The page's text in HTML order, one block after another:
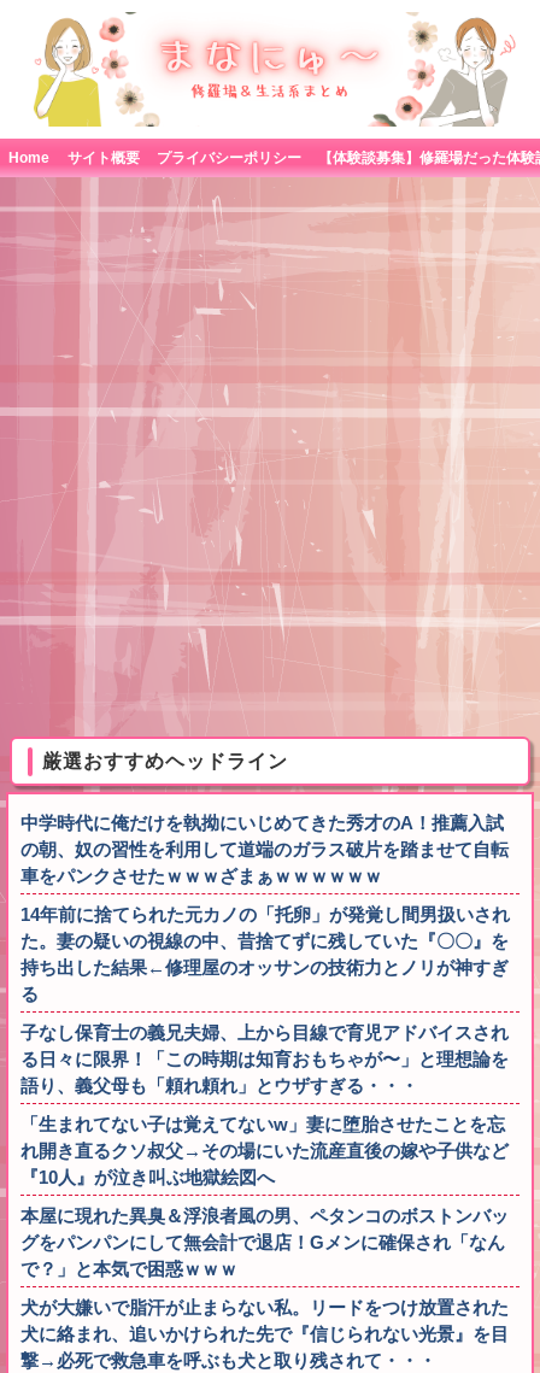
Home サイト概要 プライバシーポリシー
厳選おすすめヘッドライン
中学時代に俺だけを執拗にいじめてきた秀才のA！推薦入試
の朝、奴の習性を利用して道端のガラス破片を踏ませて自転
車をパンクさせたｗｗｗざまぁｗｗｗｗｗｗ
14年前に捨てられた元カノの「托卵」が発覚し間男扱いされ
た。妻の疑いの視線の中、昔捨てずに残していた『〇〇』を
持ち出した結果←修理屋のオッサンの技術力とノリが神すぎ
る
子なし保育士の義兄夫婦、上から目線で育児アドバイスされ
る日々に限界！「この時期は知育おもちゃが〜」と理想論を
語り、義父母も「頼れ頼れ」とウザすぎる・・・
「生まれてない子は覚えてないw」妻に堕胎させたことを忘
れ開き直るクソ叔父→その場にいた流産直後の嫁や子供など
『10人』が泣き叫ぶ地獄絵図へ
本屋に現れた異臭＆浮浪者風の男、ペタンコのボストンバッ
グをパンパンにして無会計で退店！Gメンに確保され「なん
で？」と本気で困惑ｗｗｗ
犬が大嫌いで脂汗が止まらない私。リードをつけ放置された
犬に絡まれ、追いかけられた先で『信じられない光景』を目
撃→必死で救急車を呼ぶも犬と取り残されて・・・